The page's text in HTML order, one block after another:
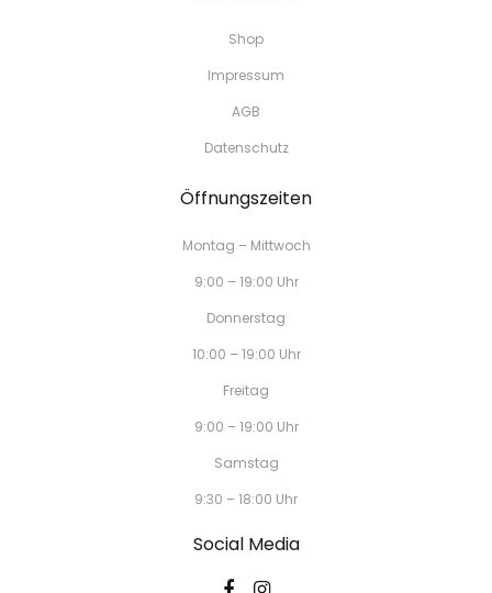
Shop
Impressum
AGB
Datenschutz
Öffnungszeiten
Montag – Mittwoch
9:00 – 19:00 Uhr
Donnerstag
10:00 – 19:00 Uhr
Freitag
9:00 – 19:00 Uhr
Samstag
9:30 – 18:00 Uhr
Social Media